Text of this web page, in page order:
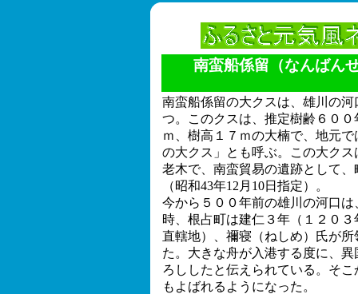
南蛮船係留（なんばん
南蛮船係留の大クスは、雄川の
つ。このクスは、推定樹齢６０
ｍ、樹高１７ｍの大楠で、地元
の大クス」とも呼ぶ。この大ク
老木で、南蛮貿易の遺跡として
（昭和43年12月10日指定）。
今から５００年前の雄川の河口
時、根占町は建仁３年（１２０
直轄地）、禰寝（ねしめ）氏が
た。大きな舟が入港する度に、
ろししたと伝えられている。そ
もよばれるようになった。